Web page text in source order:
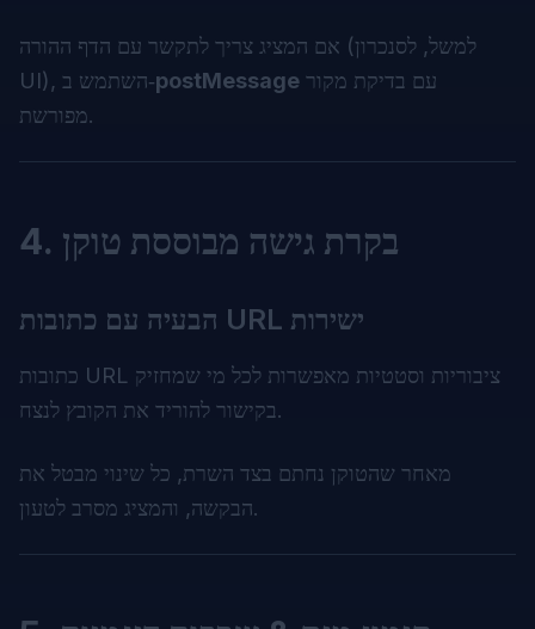
אם המציג צריך לתקשר עם הדף ההורה (למשל, לסנכרון
UI), השתמש ב‑postMessage
מפורשת.
4. בקרת גישה מבוססת טוקן
הבעיה עם כתובות URL ישירות
כתובות URL ציבוריות וסטטיות מאפשרות לכל מי שמחזיק
בקישור להוריד את הקובץ לנצח.
מאחר שהטוקן נחתם בצד השרת, כל שינוי מבטל את
הבקשה, והמציג מסרב לטעון.